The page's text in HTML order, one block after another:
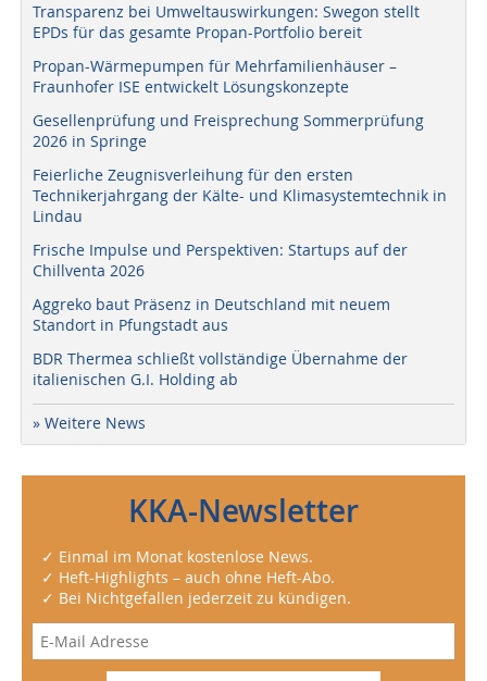
Transparenz bei Umweltauswirkungen: Swegon stellt
EPDs für das gesamte Propan-Portfolio bereit
Propan-Wärmepumpen für Mehrfamilienhäuser –
Fraunhofer ISE entwickelt Lösungskonzepte
Gesellenprüfung und Freisprechung Sommerprüfung
2026 in Springe
Feierliche Zeugnisverleihung für den ersten
Technikerjahrgang der Kälte- und Klimasystemtechnik in
Lindau
Frische Impulse und Perspektiven: Startups auf der
Chillventa 2026
Aggreko baut Präsenz in Deutschland mit neuem
Standort in Pfungstadt aus
BDR Thermea schließt vollständige Übernahme der
italienischen G.I. Holding ab
» Weitere News
KKA-Newsletter
✓ Einmal im Monat kostenlose News.
✓ Heft-Highlights – auch ohne Heft-Abo.
✓ Bei Nichtgefallen jederzeit zu kündigen.